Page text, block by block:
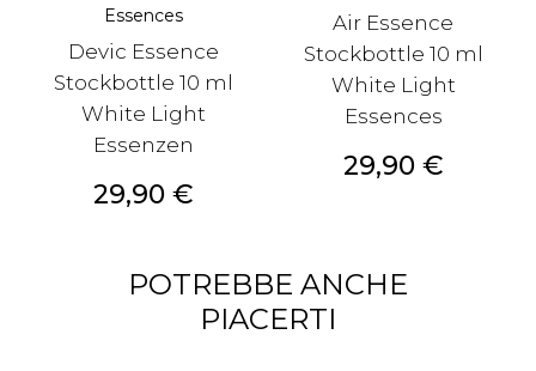
Essences
Devic Essence
Stockbottle 10 ml
White Light
Essenzen
Prezzo
29,90 €
Air Essence
Stockbottle 10 ml
White Light
Essences
Prezzo
29,90 €
POTREBBE ANCHE
PIACERTI